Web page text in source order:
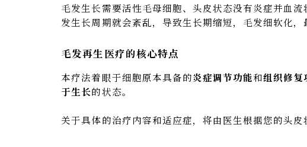
毛发生长需要活性毛母细胞、头皮状态没有炎症并血
发生长周期就会紊乱，导致生长期缩短，毛发细软化，
毛发再生医疗的核心特点
本疗法着眼于细胞原本具备的炎症调节功能和组织修复
于生长的状态。
关于具体的治疗内容和适应症，将由医生根据您的头皮